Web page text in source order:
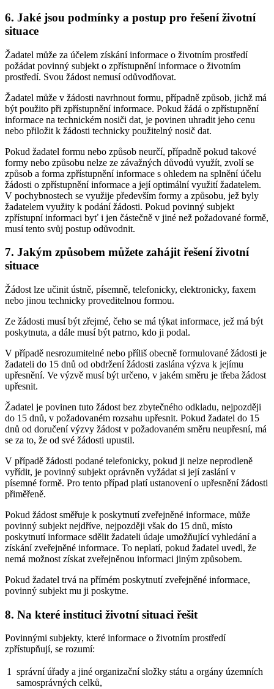
6. Jaké jsou podmínky a postup pro řešení životní
situace
Žadatel může za účelem získání informace o životním prostředí
požádat povinný subjekt o zpřístupnění informace o životním
prostředí. Svou žádost nemusí odůvodňovat.
Žadatel může v žádosti navrhnout formu, případně způsob, jichž má
být použito při zpřístupnění informace. Pokud žádá o zpřístupnění
informace na technickém nosiči dat, je povinen uhradit jeho cenu
nebo přiložit k žádosti technicky použitelný nosič dat.
Pokud žadatel formu nebo způsob neurčí, případně pokud takové
formy nebo způsobu nelze ze závažných důvodů využít, zvolí se
způsob a forma zpřístupnění informace s ohledem na splnění účelu
žádosti o zpřístupnění informace a její optimální využití žadatelem.
V pochybnostech se využije především formy a způsobu, jež byly
žadatelem využity k podání žádosti. Pokud povinný subjekt
zpřístupní informaci byť i jen částečně v jiné než požadované formě,
musí tento svůj postup odůvodnit.
7. Jakým způsobem můžete zahájit řešení životní
situace
Žádost lze učinit ústně, písemně, telefonicky, elektronicky, faxem
nebo jinou technicky proveditelnou formou.
Ze žádosti musí být zřejmé, čeho se má týkat informace, jež má být
poskytnuta, a dále musí být patrno, kdo ji podal.
V případě nesrozumitelné nebo příliš obecně formulované žádosti je
žadateli do 15 dnů od obdržení žádosti zaslána výzva k jejímu
upřesnění. Ve výzvě musí být určeno, v jakém směru je třeba žádost
upřesnit.
Žadatel je povinen tuto žádost bez zbytečného odkladu, nejpozději
do 15 dnů, v požadovaném rozsahu upřesnit. Pokud žadatel do 15
dnů od doručení výzvy žádost v požadovaném směru neupřesní, má
se za to, že od své žádosti upustil.
V případě žádosti podané telefonicky, pokud ji nelze neprodleně
vyřídit, je povinný subjekt oprávněn vyžádat si její zaslání v
písemné formě. Pro tento případ platí ustanovení o upřesnění žádosti
přiměřeně.
Pokud žádost směřuje k poskytnutí zveřejněné informace, může
povinný subjekt nejdříve, nejpozději však do 15 dnů, místo
poskytnutí informace sdělit žadateli údaje umožňující vyhledání a
získání zveřejněné informace. To neplatí, pokud žadatel uvedl, že
nemá možnost získat zveřejněnou informaci jiným způsobem.
Pokud žadatel trvá na přímém poskytnutí zveřejněné informace,
povinný subjekt mu ji poskytne.
8. Na které instituci životní situaci řešit
Povinnými subjekty, které informace o životním prostředí
zpřístupňují, se rozumí:
1
správní úřady a jiné organizační složky státu a orgány územních
samosprávných celků,